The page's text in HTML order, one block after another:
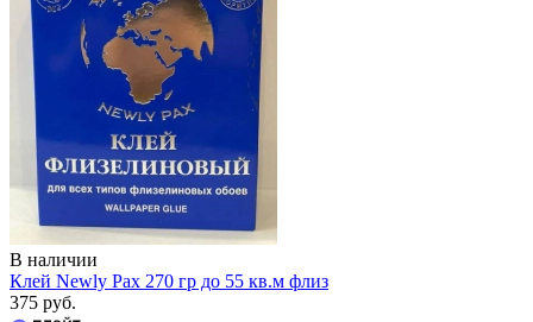
В наличии
Клей Newly Pax 270 гр до 55 кв.м флиз
375 руб.